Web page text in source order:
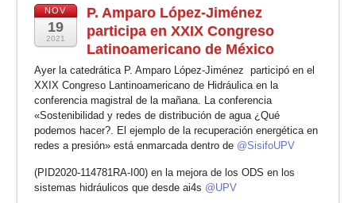
NOV
19
2021
P. Amparo López-Jiménez
participa en XXIX Congreso
Latinoamericano de México
Ayer la catedrática P. Amparo López-Jiménez participó en el
XXIX Congreso Lantinoamericano de Hidráulicaen la
conferencia magistral de la mañana. La conferencia
«Sostenibilidad y redes de distribución de agua ¿Qué
podemos hacer?. El ejemplo de la recuperación energética en
redes a presión» está enmarcada dentro de @SisifoUPV
(PID2020-114781RA-I00) en la mejora de los ODS en los
sistemas hidráulicos que desde ai4s @UPV